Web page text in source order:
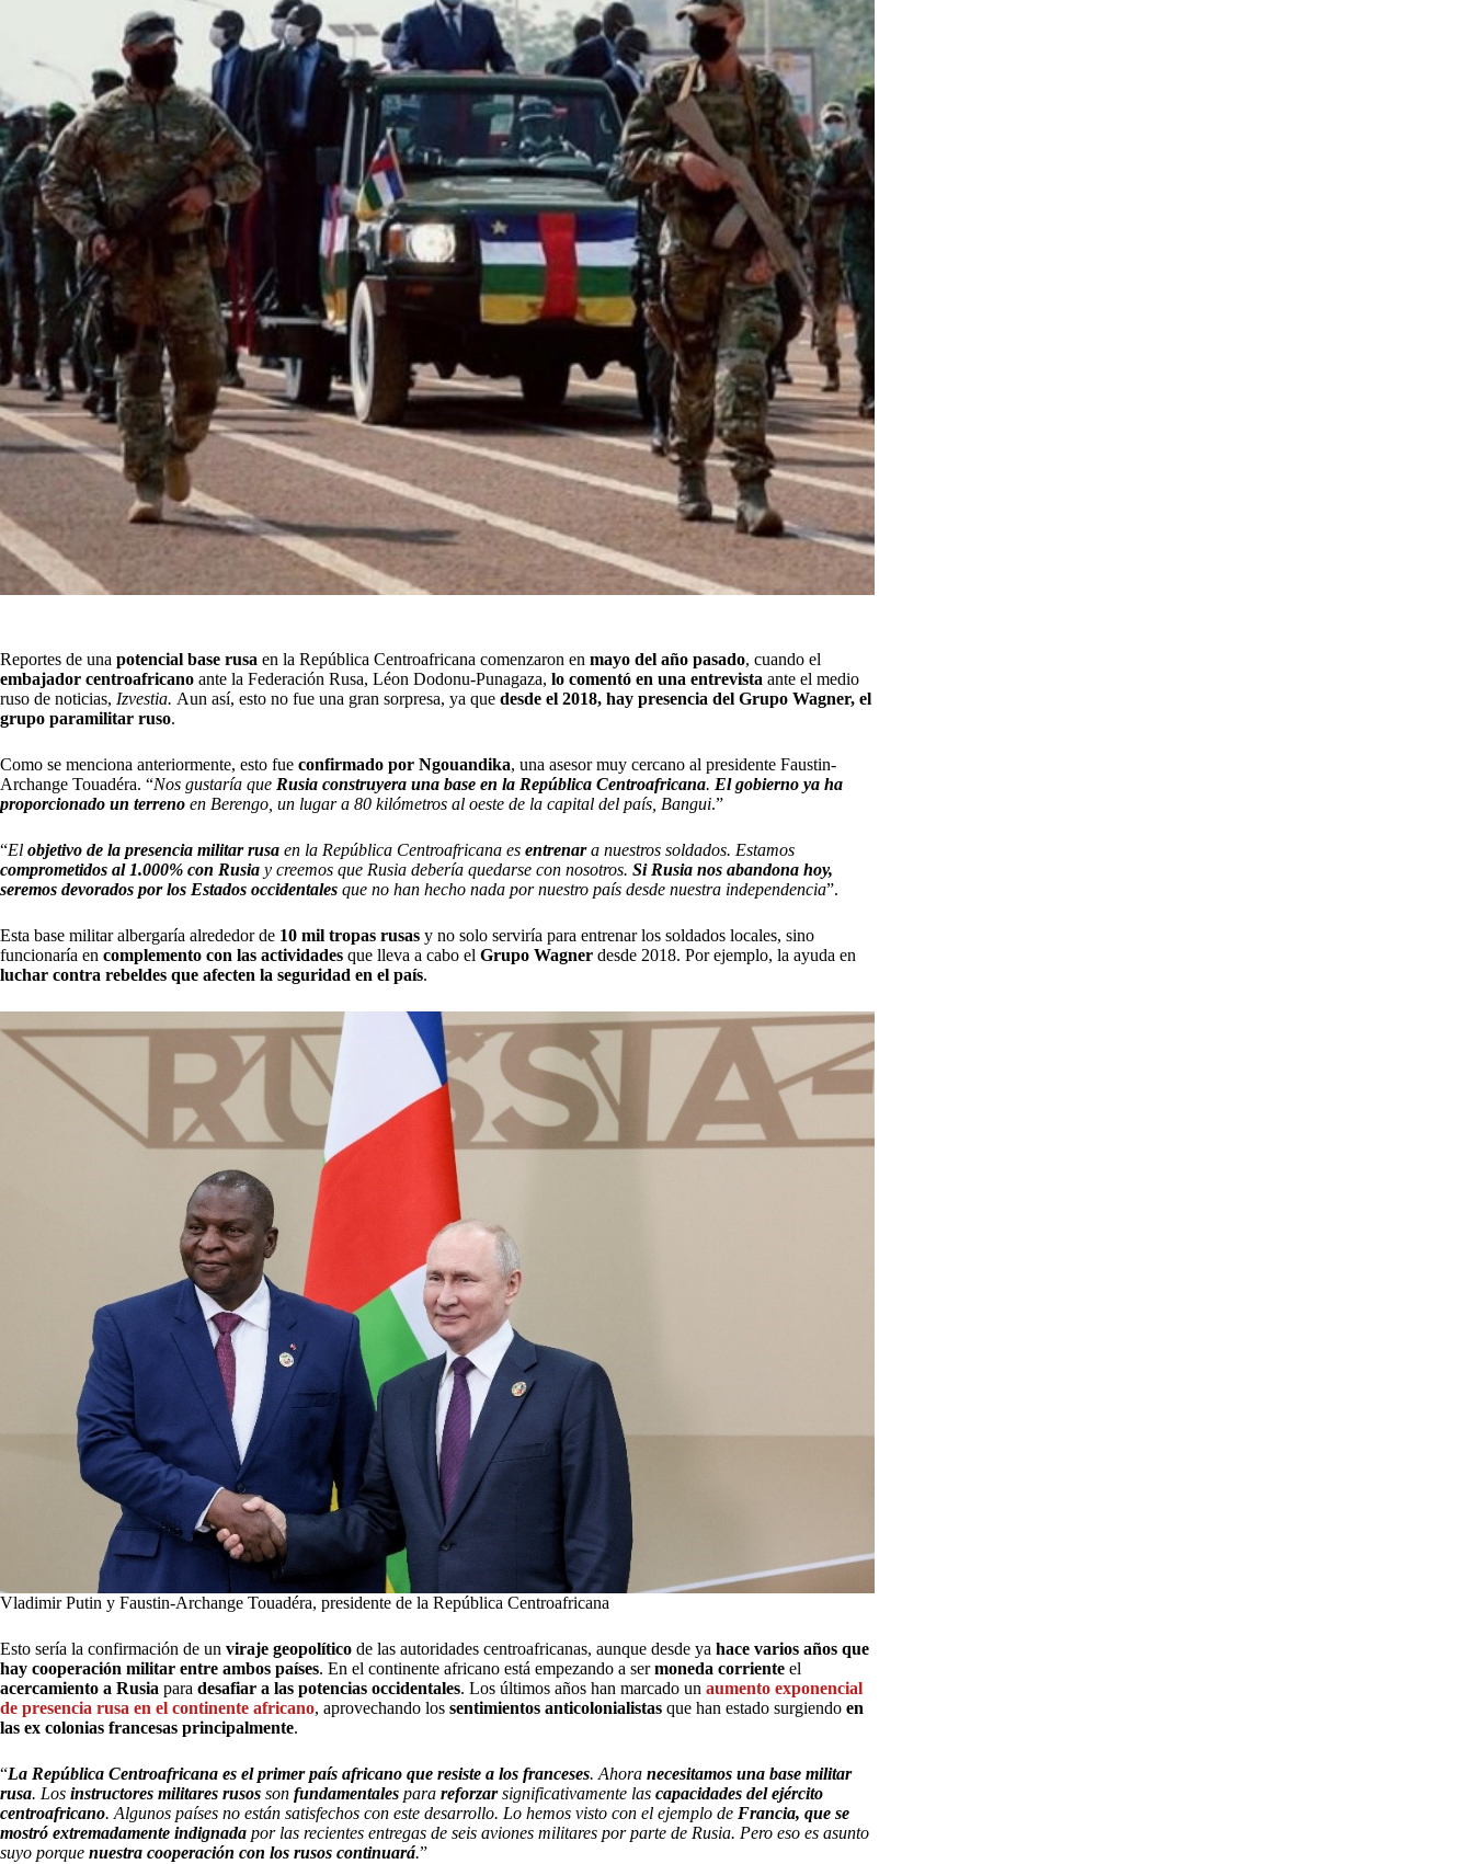
Reportes de una potencial base rusa en la República Centroafricana comenzaron en mayo del año pasado, cuando el
embajador centroafricano ante la Federación Rusa, Léon Dodonu-Punagaza, lo comentó en una entrevista ante el medio
ruso de noticias, Izvestia. Aun así, esto no fue una gran sorpresa, ya que desde el 2018, hay presencia del Grupo Wagner, el
grupo paramilitar ruso.
Como se menciona anteriormente, esto fue confirmado por Ngouandika, una asesor muy cercano al presidente Faustin-
Archange Touadéra. “Nos gustaría que Rusia construyera una base en la República Centroafricana. El gobierno ya ha
proporcionado un terreno en Berengo, un lugar a 80 kilómetros al oeste de la capital del país, Bangui.”
“El objetivo de la presencia militar rusa en la República Centroafricana es entrenara nuestros soldados. Estamos
comprometidos al 1.000% con Rusia y creemos que Rusia debería quedarse con nosotros. Si Rusia nos abandona hoy,
seremos devorados por los Estados occidentales que no han hecho nada por nuestro país desde nuestra independencia”.
Esta base militar albergaría alrededor de 10 mil tropas rusas y no solo serviría para entrenar los soldados locales, sino
funcionaría en complemento con las actividades que lleva a cabo el Grupo Wagner desde 2018. Por ejemplo, la ayuda en
luchar contra rebeldes que afecten la seguridad en el país.
Vladimir Putin y Faustin-Archange Touadéra, presidente de la República Centroafricana
Esto sería la confirmación de un viraje geopolítico de las autoridades centroafricanas, aunque desde ya hace varios años que
hay cooperación militar entre ambos países. En el continente africano está empezando a sermoneda corriente el
acercamiento a Rusia para desafiar a las potencias occidentales. Los últimos años han marcado un aumento exponencial
de presencia rusa en el continente africano, aprovechando los sentimientos anticolonialistas que han estado surgiendo en
las ex colonias francesas principalmente.
“La República Centroafricana es el primer país africano que resiste a los franceses. Ahora necesitamos una base militar
rusa. Los instructores militares rusos son fundamentales para reforzarsignificativamente las capacidades del ejército
centroafricano. Algunos países no están satisfechos con este desarrollo. Lo hemos visto con el ejemplo de Francia, que se
mostró extremadamente indignada por las recientes entregas de seis aviones militares por parte de Rusia. Pero eso es asunto
suyo porque nuestra cooperación con los rusos continuará.”